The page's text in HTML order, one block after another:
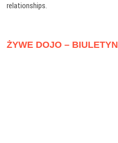
relationships.
ŻYWE DOJO – BIULETYN